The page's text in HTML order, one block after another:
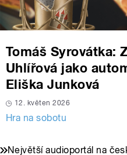
Tomáš Syrovátka:
Uhlířová jako
Eliška Junková
12. květen 2026
Hra na sobotu
Největší audioportál na